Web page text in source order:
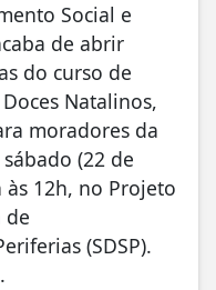
Social e
de abrir
do curso de
Natalinos,
moradores da
(22 de
às 12h, no Projeto
de
(SDSP).